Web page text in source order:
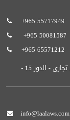
+965 55717949‬ ‬
+965 50081587‬‬ ‬
+965 65571212‬‬‬
القبلة - قطعة 15 - قسيمة 15 - مبنى تجارى - الدور 15 -
info@laalaws.com